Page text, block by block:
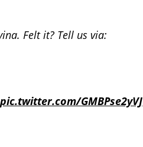
Felt it? Tell us via:
pic.twitter.com/GMBPse2yVJ